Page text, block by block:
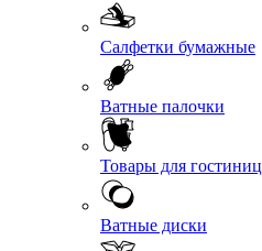
Салфетки бумажные
Ватные палочки
Товары для гостиниц
Ватные диски